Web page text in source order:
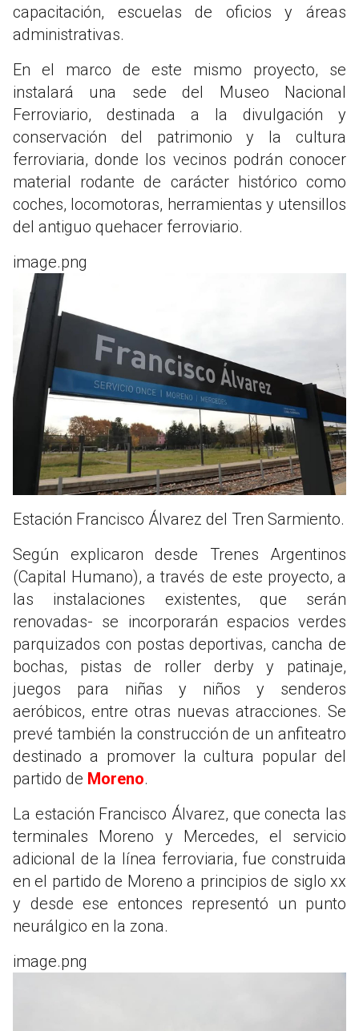
capacitación, escuelas de oficios y áreas
administrativas.
En el marco de este mismo proyecto, se
instalará una sede del Museo Nacional
Ferroviario, destinada a la divulgación y
conservación del patrimonio y la cultura
ferroviaria, donde los vecinos podrán conocer
material rodante de carácter histórico como
coches, locomotoras, herramientas y utensillos
del antiguo quehacer ferroviario.
image.png
Estación Francisco Álvarez del Tren Sarmiento.
Según explicaron desde Trenes Argentinos
(Capital Humano), a través de este proyecto, a
las instalaciones existentes, que serán
renovadas- se incorporarán espacios verdes
parquizados con postas deportivas, cancha de
bochas, pistas de roller derby y patinaje,
juegos para niñas y niños y senderos
aeróbicos, entre otras nuevas atracciones. Se
prevé también la construcción de un anfiteatro
destinado a promover la cultura popular del
partido de Moreno.
La estación Francisco Álvarez, que conecta las
terminales Moreno y Mercedes, el servicio
adicional de la línea ferroviaria, fue construida
en el partido de Moreno a principios de siglo xx
y desde ese entonces representó un punto
neurálgico en la zona.
image.png